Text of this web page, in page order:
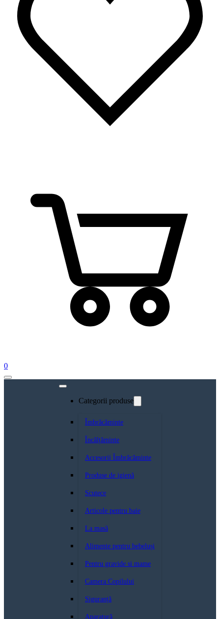
0
Categorii produse
Îmbrăcăminte
Încălțăminte
Accesorii Îmbrăcăminte
Produse de igienă
Scutece
Articole pentru baie
La masă
Alimente pentru bebeluși
Pentru gravide si mame
Camera Copilului
Siguranță
Aparatură